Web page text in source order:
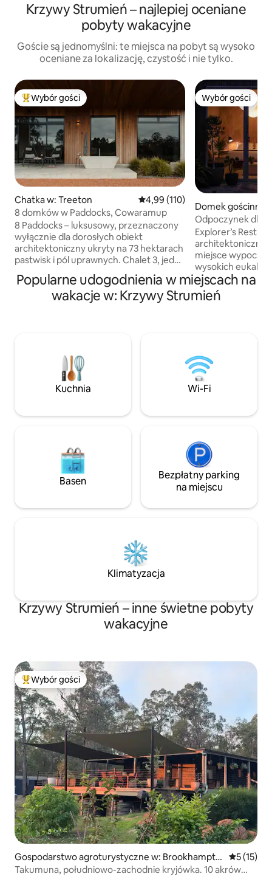
Krzywy Strumień – najlepiej oceniane
pobyty wakacyjne
Goście są jednomyślni: te miejsca na pobyt są wysoko
oceniane za lokalizację, czystość i nie tylko.
Najpopularniejsze z kategorii Wybór gości
Wybór gości
Chatka w: Treeton Średnia ocena: 4,99 na 5, liczba
4,99 (110)
8 domków w Paddocks, Cowaramup
8 Paddocks – luksusowy, przeznaczony
wyłącznie dla dorosłych obiekt
architektoniczny ukryty na 73 hektarach
pastwisk i pól uprawnych. Chalet 3, jeden
domków w naszym rozległym
posiadłości w pobliżu Cowaramup,
oferuje kameralny wypoczynek z dala od
obserwując nasze kultowe bydło rasy
Highland pasące się tuż za oknem,
wznosząć toast za wieczór, podziwiając
niezrównanymi widokami na dolinę.
Wybór gości
Wybór gości
Domek gościnny
et River
Odpoczynek dla
w pobliżu miasta i
Explorer’s Rest
architektonicznie
miejsce
wysokich
Zaprojektowany
które pozwalają
i odpocząć,
i wybrzeża. Explorer's Rest, obecny na
liście Urban List
doceniany za
jaką zapewnia. Teraz z własną,
kąpielową na
Popularne udogodnienia w miejscach na
wakacje w: Krzywy Strumień
Kuchnia Wi-Fi
Basen
Bezpłatny parking
na miejscu
Klimatyzacja
Krzywy Strumień – inne świetne pobyty
wakacyjne
Najpopularniejsze z kategorii Wybór gości
Wybór gości
Gospodarstwo agroturystyczne w: Brookhampto
n
Średnia
5 (15)
Takumuna, południowo-zachodnie kryjówka. 10 akrów